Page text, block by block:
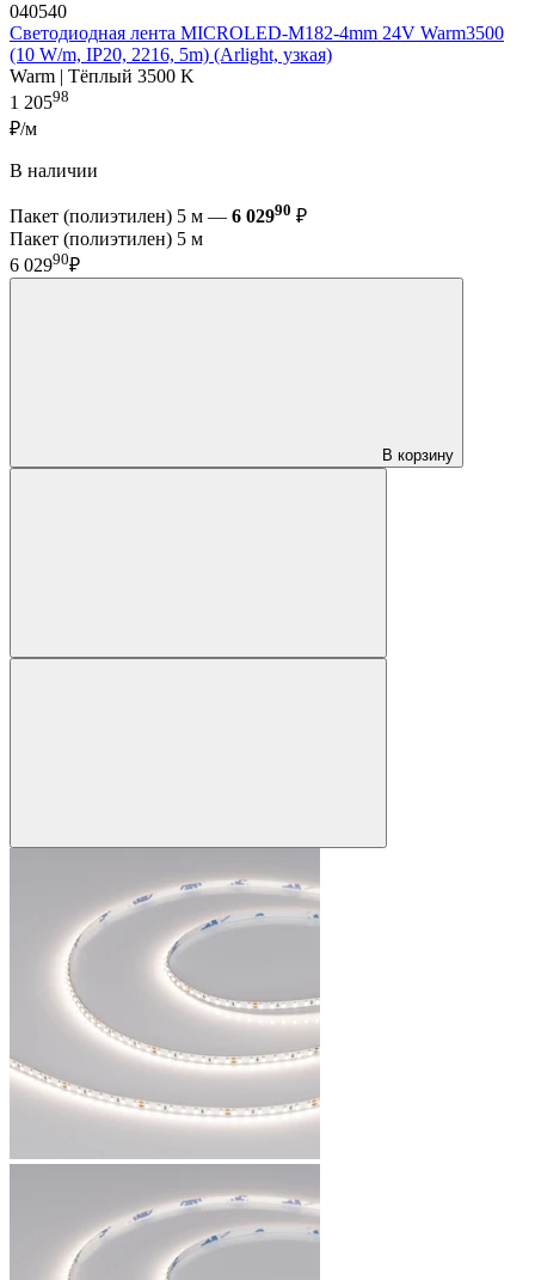
040540
Светодиодная лента MICROLED-M182-4mm 24V Warm3500
(10 W/m, IP20, 2216, 5m) (Arlight, узкая)
Warm | Тёплый 3500 K
1 20598
₽/м
В наличии
Пакет (полиэтилен) 5 м — 6 02990 ₽
Пакет (полиэтилен) 5 м
6 02990₽
В корзину